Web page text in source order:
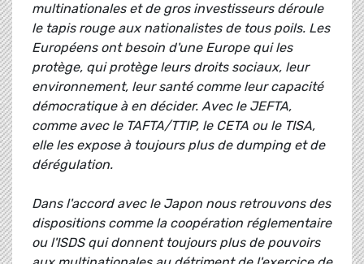
multinationales et de gros investisseurs déroule
le tapis rouge aux nationalistes de tous poils. Les
Européens ont besoin d'une Europe qui les
protège, qui protège leurs droits sociaux, leur
environnement, leur santé comme leur capacité
démocratique à en décider. Avec le JEFTA,
comme avec le TAFTA/TTIP, le CETA ou le TISA,
elle les expose à toujours plus de dumping et de
dérégulation.
Dans l'accord avec le Japon nous retrouvons des
dispositions comme la coopération réglementaire
ou l'ISDS qui donnent toujours plus de pouvoirs